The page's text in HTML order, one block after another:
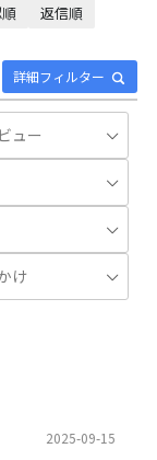
詳細フィルター
返信順
2025-09-15